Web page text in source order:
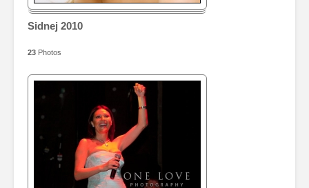
Sidnej 2010
23 Photos